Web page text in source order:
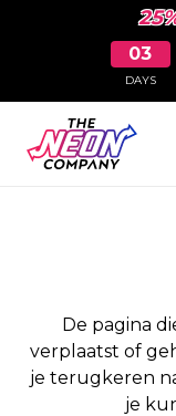
03
DAYS
PAGINA
De pagina
verplaatst of
je terugkeren
je